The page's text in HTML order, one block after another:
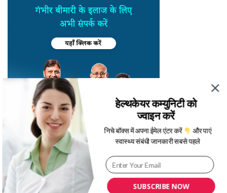
SUBSCRIBE NOW
हेल्थकेयर कम्युनिटी को
ज्वाइन करें
निचे बॉक्स में अपना ईमेल एंटर करें
और पाएं
स्वास्थ्य संबंधी जानकारी सबसे पहले